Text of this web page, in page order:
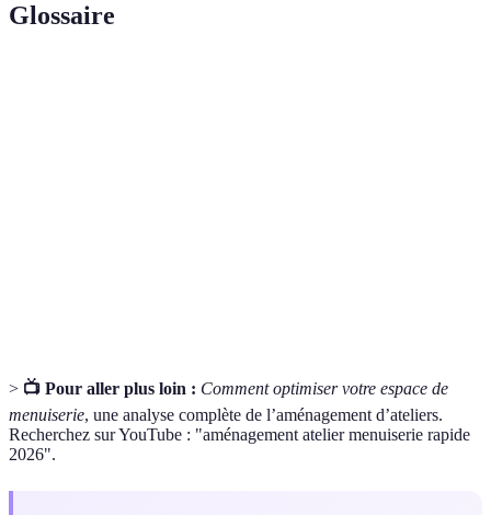
Glossaire
> 📺 Pour aller plus loin : Comment optimiser votre espace de
menuiserie, une analyse complète de l’aménagement d’ateliers.
Recherchez sur YouTube : "aménagement atelier menuiserie rapide
2026".